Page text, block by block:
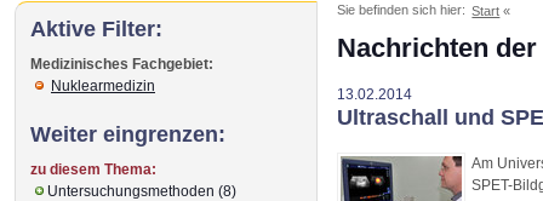
Sie befinden sich hier: Start
Nachrichten
13.02.2014
Ultraschall und
Am
SPET-
Aktive Filter:
Medizinisches Fachgebiet:
Nuklearmedizin
Weiter eingrenzen:
zu diesem Thema:
Untersuchungsmethoden (8)